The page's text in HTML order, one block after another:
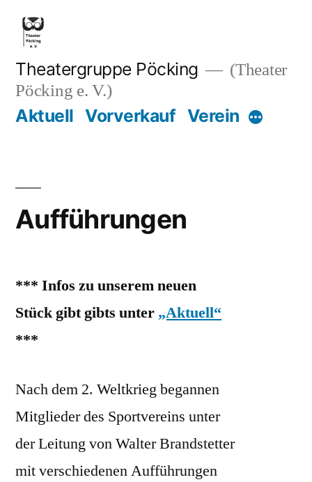
Zum
Inhalt
springen
Theatergruppe Pöcking
(Theater
Pöcking e. V.)
Aktuell Vorverkauf Verein Mehr
Aufführungen
*** Infos zu unserem neuen
Stück gibt gibts unter „Aktuell“
***
Nach dem 2. Weltkrieg begannen
Mitglieder des Sportvereins unter
der Leitung von Walter Brandstetter
mit verschiedenen Aufführungen